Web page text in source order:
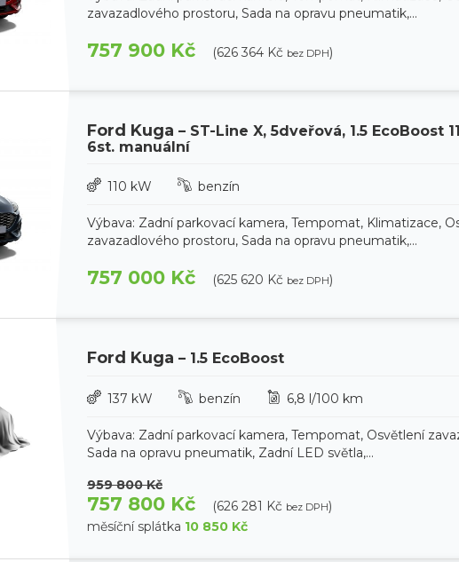
zavazadlového prostoru, Sada na opravu pneumatik,...
757 900 Kč (626 364 Kč bez DPH)
Ford Kuga – ST-Line X, 5dveřová, 1.5 EcoBoost
6st. manuální
110 kW benzín
Výbava: Zadní parkovací kamera, Tempomat, Klimatizace,
zavazadlového prostoru, Sada na opravu pneumatik,...
757 000 Kč (625 620 Kč bez DPH)
Ford Kuga – 1.5 EcoBoost
137 kW benzín 6,8 l/100 km
Výbava: Zadní parkovací kamera, Tempomat, Osvětlení
Sada na opravu pneumatik, Zadní LED světla,...
959 800 Kč
757 800 Kč (626 281 Kč bez DPH)
měsíční splátka 10 850 Kč